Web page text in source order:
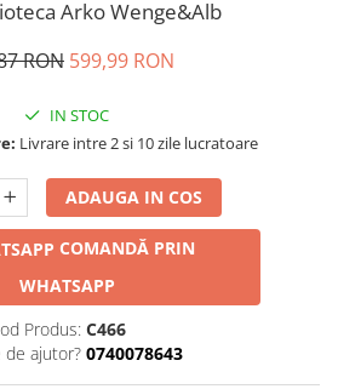
Arko Wenge&Alb
RON 599,99 RON
IN STOC
Livrare intre 2 si 10 zile lucratoare
ADAUGA IN COS
COMANDĂ PRIN
WHATSAPP
Produs: C466
de ajutor? 0740078643